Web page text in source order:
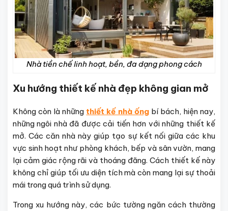
Nhà tiền chế linh hoạt, bền, đa dạng phong cách
Xu hướng thiết kế nhà đẹp không gian mở
Không còn là những thiết kế nhà ốngbí bách, hiện nay,
những ngôi nhà đã được cải tiến hơn với những thiết kế
mở. Các căn nhà này giúp tạo sự kết nối giữa các khu
vực sinh hoạt như phòng khách, bếp và sân vườn, mang
lại cảm giác rộng rãi và thoáng đãng. Cách thiết kế này
không chỉ giúp tối ưu diện tích mà còn mang lại sự thoải
mái trong quá trình sử dụng.
Trong xu hướng này, các bức tường ngăn cách thường